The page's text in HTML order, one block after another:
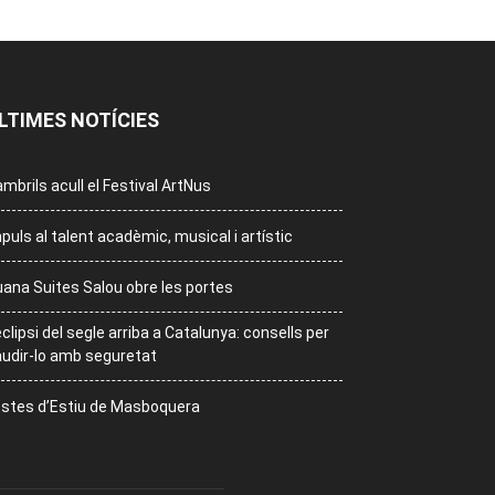
NOTÍCIES
acull el Festival ArtNus
al talent acadèmic, musical i artístic
Suites Salou obre les portes
del segle arriba a Catalunya: consells per
lo amb seguretat
d’Estiu de Masboquera